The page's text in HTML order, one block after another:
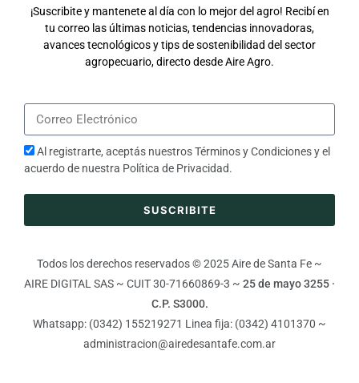
¡Suscribite y mantenete al día con lo mejor del agro! Recibí en
tu correo las últimas noticias, tendencias innovadoras,
avances tecnológicos y tips de sostenibilidad del sector
agropecuario, directo desde Aire Agro.
Al registrarte, aceptás nuestrosTérminos y Condicionesy el
acuerdo de nuestra Política de Privacidad.
SUSCRIBITE
Todos los derechos reservados © 2025 Aire de Santa Fe ~
AIRE DIGITAL SAS ~ CUIT 30-71660869-3 ~ 25 de mayo 3255 ·
C.P. S3000.
Whatsapp: (0342) 155219271 Linea fija: (0342) 4101370 ~
administracion@airedesantafe.com.ar